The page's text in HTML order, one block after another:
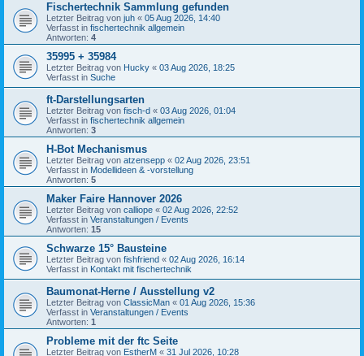
Fischertechnik Sammlung gefunden
Letzter Beitrag von juh « 05 Aug 2026, 14:40
Verfasst in fischertechnik allgemein
Antworten: 4
35995 + 35984
Letzter Beitrag von Hucky « 03 Aug 2026, 18:25
Verfasst in Suche
ft-Darstellungsarten
Letzter Beitrag von fisch-d « 03 Aug 2026, 01:04
Verfasst in fischertechnik allgemein
Antworten: 3
H-Bot Mechanismus
Letzter Beitrag von atzensepp « 02 Aug 2026, 23:51
Verfasst in Modellideen & -vorstellung
Antworten: 5
Maker Faire Hannover 2026
Letzter Beitrag von calliope « 02 Aug 2026, 22:52
Verfasst in Veranstaltungen / Events
Antworten: 15
Schwarze 15° Bausteine
Letzter Beitrag von fishfriend « 02 Aug 2026, 16:14
Verfasst in Kontakt mit fischertechnik
Baumonat-Herne / Ausstellung v2
Letzter Beitrag von ClassicMan « 01 Aug 2026, 15:36
Verfasst in Veranstaltungen / Events
Antworten: 1
Probleme mit der ftc Seite
Letzter Beitrag von EstherM « 31 Jul 2026, 10:28